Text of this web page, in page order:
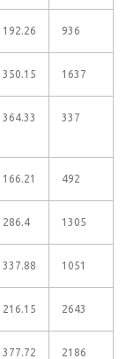
192.26 936
350.15 1637
364.33 337
166.21 492
286.4 1305
337.88 1051
216.15 2643
377.72 2186